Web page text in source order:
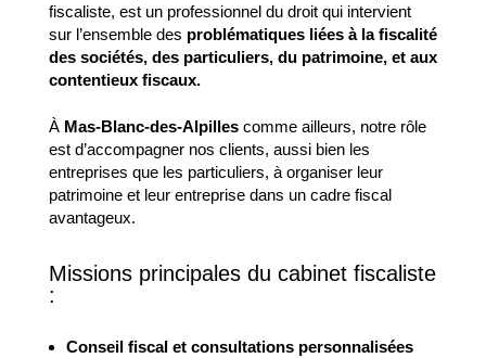
fiscaliste, est un professionnel du droit qui intervient
sur l’ensemble des problématiques liées à la fiscalité
des sociétés, des particuliers, du patrimoine, et aux
contentieux fiscaux.
À Mas-Blanc-des-Alpillescomme ailleurs, notre rôle
est d’accompagner nos clients, aussi bien les
entreprises que les particuliers, à organiser leur
patrimoine et leur entreprise dans un cadre fiscal
avantageux.
Missions principales du cabinet fiscaliste
:
Conseil fiscal et consultations personnalisées